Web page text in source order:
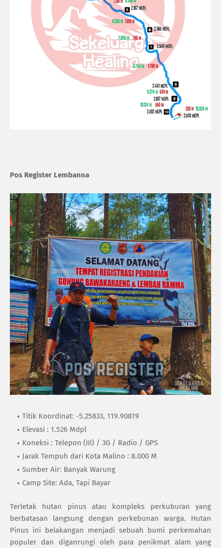
Pos Register Lembanna
Titik Koordinat: -5.25833, 119.90819
Elevasi : 1.526 Mdpl
Koneksi : Telepon (III) / 3G / Radio / GPS
Jarak Tempuh dari Kota Malino : 8.000 M
Sumber Air: Banyak Warung
Camp Site: Ada, Tapi Bayar
Terletak hutan pinus atau kompleks perkuburan yang
berbatasan langsung dengan perkebunan warga. Hutan
Pinus ini belakangan menjadi sebuah bumi perkemahan
populer dan diganrungi oleh para penikmat alam yang